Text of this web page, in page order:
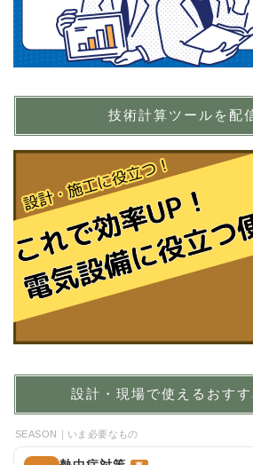
技術計算ツールを配
設計・現場で使えるおす
SEASON｜いま必要なもの